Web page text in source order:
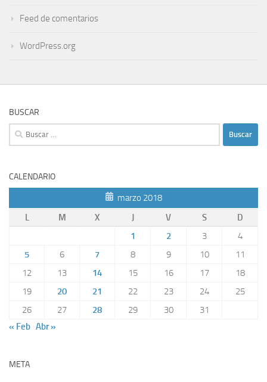
Feed de comentarios
WordPress.org
BUSCAR
Buscar:
CALENDARIO
marzo 2018
L
M X J V S
D
1
2 3
4
5
6 7 8 9 10
11
12
13 14 15 16 17
18
19
20 21 22 23 24
25
26
27 28 29 30
31
« Feb Abr »
META